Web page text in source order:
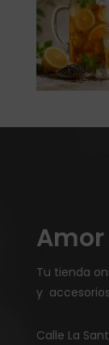
Amor
Tu tienda
y
Calle La